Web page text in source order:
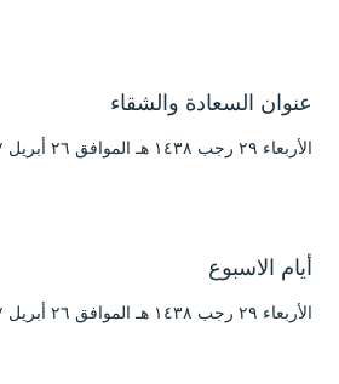
عنوان السعادة والشقاء
الأربعاء ۲۹ رجب ۱٤۳۸ هـ الموافق ۲٦ أبريل ۲۰۱۷ مـ |
أيام الاسبوع
الأربعاء ۲۹ رجب ۱٤۳۸ هـ الموافق ۲٦ أبريل ۲۰۱۷ مـ |